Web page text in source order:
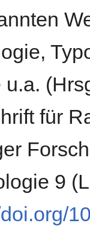
u.a.
für
9